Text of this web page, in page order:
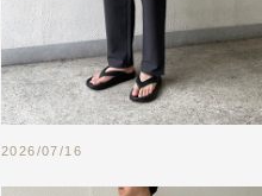
2026/07/16